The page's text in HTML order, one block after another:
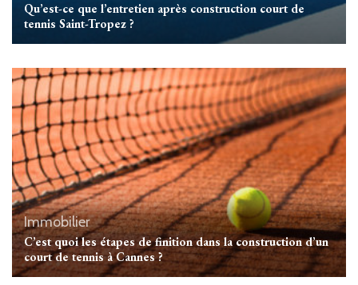
Qu’est-ce que l’entretien après construction court de
tennis Saint-Tropez ?
Immobilier
C’est quoi les étapes de finition dans la construction d’un
court de tennis à Cannes ?